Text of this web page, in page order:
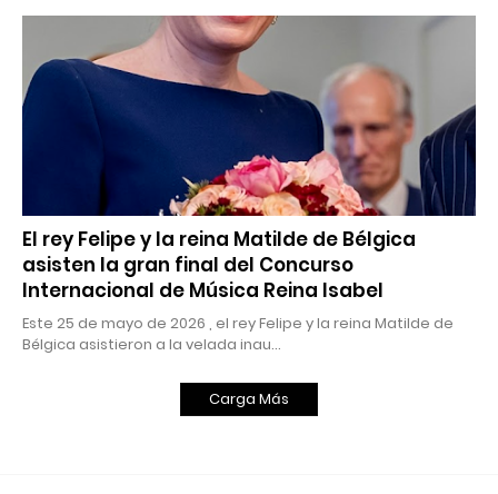
El rey Felipe y la reina Matilde de Bélgica
asisten la gran final del Concurso
Internacional de Música Reina Isabel
Este 25 de mayo de 2026 , el rey Felipe y la reina Matilde de
Bélgica asistieron a la velada inau…
Carga Más